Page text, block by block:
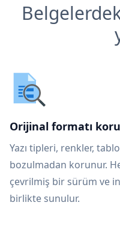
Orijinal formatı
Yazı tipleri, renkler,
bozulmadan korunur.
çevrilmiş bir sürüm ve
birlikte sunulur.